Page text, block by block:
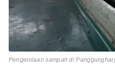
Pengelolaan sampah di